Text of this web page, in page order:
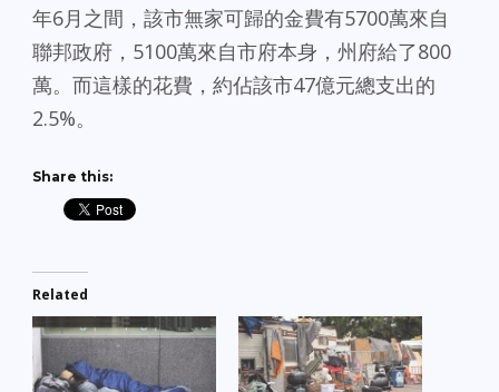
年6月之間，該市無家可歸的金費有5700萬來自
聯邦政府，5100萬來自市府本身，州府給了800
萬。而這樣的花費，約佔該市47億元總支出的
2.5%。
Share this:
Related